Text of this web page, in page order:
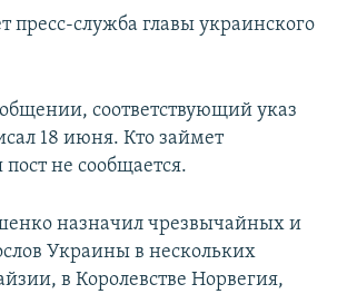
пресс-служба главы украинского
соответствующий указ
18 июня. Кто займет
не сообщается.
назначил чрезвычайных и
Украины в нескольких
в Королевстве Норвегия,